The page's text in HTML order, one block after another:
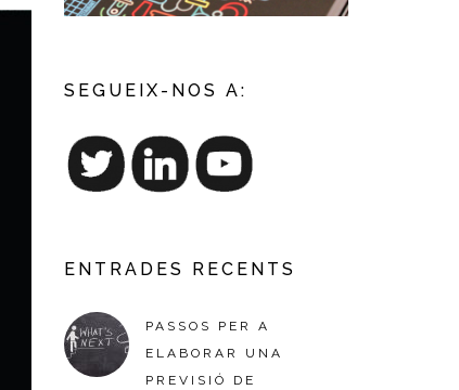
SEGUEIX-NOS A:
ENTRADES RECENTS
PASSOS PER A
ELABORAR UNA
PREVISIÓ DE